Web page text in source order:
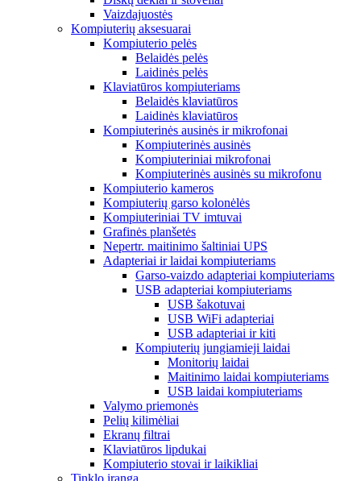
Vaizdajuostės
Kompiuterių aksesuarai
Kompiuterio pelės
Belaidės pelės
Laidinės pelės
Klaviatūros kompiuteriams
Belaidės klaviatūros
Laidinės klaviatūros
Kompiuterinės ausinės ir mikrofonai
Kompiuterinės ausinės
Kompiuteriniai mikrofonai
Kompiuterinės ausinės su mikrofonu
Kompiuterio kameros
Kompiuterių garso kolonėlės
Kompiuteriniai TV imtuvai
Grafinės planšetės
Nepertr. maitinimo šaltiniai UPS
Adapteriai ir laidai kompiuteriams
Garso-vaizdo adapteriai kompiuteriams
USB adapteriai kompiuteriams
USB šakotuvai
USB WiFi adapteriai
USB adapteriai ir kiti
Kompiuterių jungiamieji laidai
Monitorių laidai
Maitinimo laidai kompiuteriams
USB laidai kompiuteriams
Valymo priemonės
Pelių kilimėliai
Ekranų filtrai
Klaviatūros lipdukai
Kompiuterio stovai ir laikikliai
Tinklo įranga